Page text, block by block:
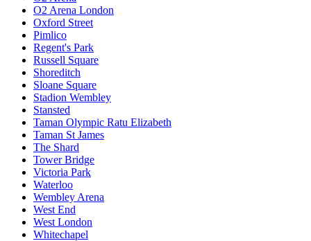
O2 Arena London
Oxford Street
Pimlico
Regent's Park
Russell Square
Shoreditch
Sloane Square
Stadion Wembley
Stansted
Taman Olympic Ratu Elizabeth
Taman St James
The Shard
Tower Bridge
Victoria Park
Waterloo
Wembley Arena
West End
West London
Whitechapel